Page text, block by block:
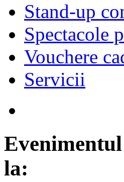
Stand-up
Spectacole
Vouchere
Servicii
la: